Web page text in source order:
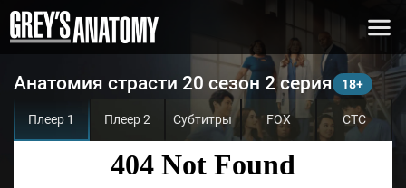
Анатомия страсти 20 сезон 2 серия
Плеер 1 Плеер 2 Субтитры FOX СТС